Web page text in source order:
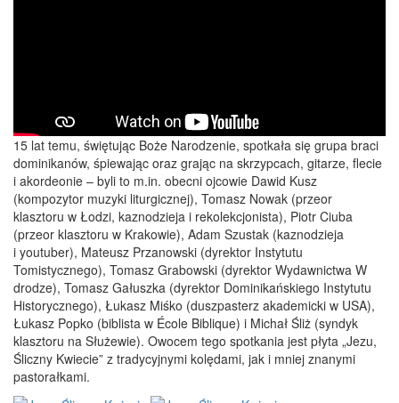
15 lat temu, świętując Boże Narodzenie, spotkała się grupa braci
dominikanów, śpiewając oraz grając na skrzypcach, gitarze, flecie
i akordeonie – byli to m.in. obecni ojcowie Dawid Kusz
(kompozytor muzyki liturgicznej), Tomasz Nowak (przeor
klasztoru w Łodzi, kaznodzieja i rekolekcjonista), Piotr Ciuba
(przeor klasztoru w Krakowie), Adam Szustak (kaznodzieja
i youtuber), Mateusz Przanowski (dyrektor Instytutu
Tomistycznego), Tomasz Grabowski (dyrektor Wydawnictwa W
drodze), Tomasz Gałuszka (dyrektor Dominikańskiego Instytutu
Historycznego), Łukasz Miśko (duszpasterz akademicki w USA),
Łukasz Popko (biblista w École Biblique) i Michał Śliż (syndyk
klasztoru na Służewie). Owocem tego spotkania jest płyta „Jezu,
Śliczny Kwiecie” z tradycyjnymi kolędami, jak i mniej znanymi
pastorałkami.